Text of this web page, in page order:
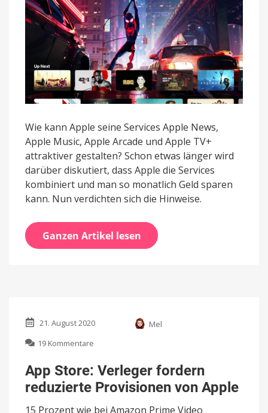
Wie kann Apple seine Services Apple News,
Apple Music, Apple Arcade und Apple TV+
attraktiver gestalten? Schon etwas länger wird
darüber diskutiert, dass Apple die Services
kombiniert und man so monatlich Geld sparen
kann. Nun verdichten sich die Hinweise.
Ganzen Artikel lesen
21. August 2020
Mel
19 Kommentare
Store:
Verleger
fordern
App Store: Verleger fordern
reduzierte Provisionen von Apple
15 Prozent wie bei Amazon Prime Video